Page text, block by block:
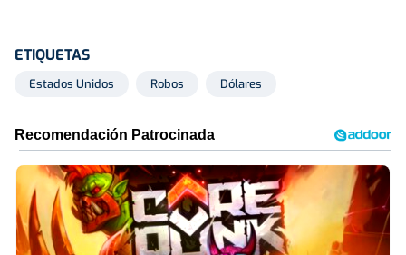
ETIQUETAS
Estados Unidos Robos Dólares